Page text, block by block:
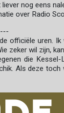
nog eens
over Radio
officiële uren.
zeker wil zijn,
die
Als deze